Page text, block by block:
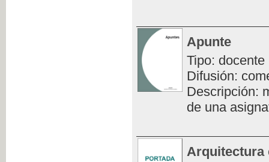
Apunte
Tipo: docente
Difusión:
Descripción:
de una
Arquitectura